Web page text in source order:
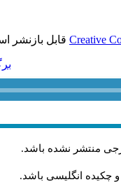
Creative قابل بازنشر
منتشر نشده باشد.
چکیده انگلیسی باشد.